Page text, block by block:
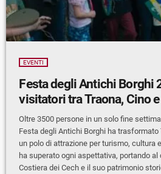
EVENTI
Festa degli Antichi Borghi
visitatori tra Traona, Cino
Oltre 3500 persone in un solo fine
Festa degli Antichi Borghi ha trasformato
un polo di attrazione per turismo, cultura
ha superato ogni aspettativa, portando al
Costiera dei Cech e il suo patrimonio